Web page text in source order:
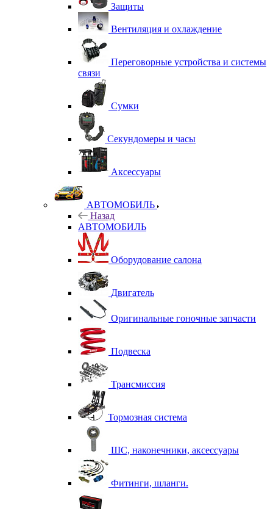
Защиты
Вентиляция и охлаждение
Переговорные устройства и системы
связи
Сумки
Секундомеры и часы
Аксессуары
АВТОМОБИЛЬ
Назад
АВТОМОБИЛЬ
Оборудование салона
Двигатель
Оригинальные гоночные запчасти
Подвеска
Трансмиссия
Тормозная система
ШС, наконечники, аксессуары
Фитинги, шланги.